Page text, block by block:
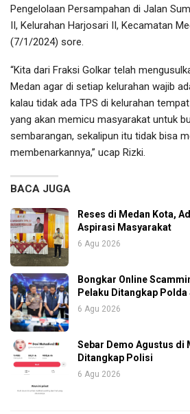
Pengelolaan Persampahan di Jalan
II, Kelurahan Harjosari II, Kecamatan
(7/1/2024) sore.
“Kita dari Fraksi Golkar telah
Medan agar di setiap kelurahan wajib
kalau tidak ada TPS di kelurahan
yang akan memicu masyarakat untuk
sembarangan, sekalipun itu tidak bisa
membenarkannya,” ucap Rizki.
BACA JUGA
Reses di Medan Kota,
Aspirasi Masyarakat
6 Agu 2026
Bongkar Online
Pelaku Ditangkap Polda
6 Agu 2026
Sebar Demo Agustus di
Ditangkap Polisi
6 Agu 2026